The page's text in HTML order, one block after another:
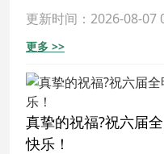
更新时间：2026-08-07
更多 >>
真挚的祝福?祝六届
快乐！